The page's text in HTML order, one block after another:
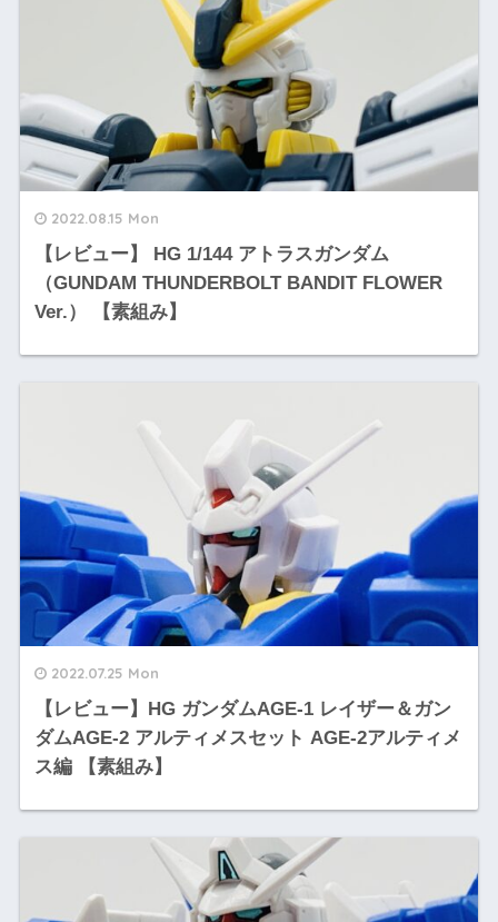
2022.08.15 Mon
【レビュー】 HG 1/144 アトラスガンダム
（GUNDAM THUNDERBOLT BANDIT FLOWER
Ver.） 【素組み】
2022.07.25 Mon
【レビュー】HG ガンダムAGE-1 レイザー＆ガン
ダムAGE-2 アルティメスセット AGE-2アルティメ
ス編 【素組み】